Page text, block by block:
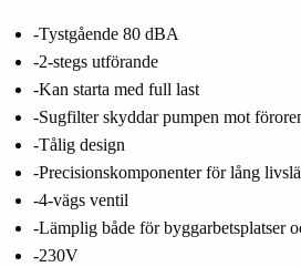
-Tystgående 80 dBA
-2-stegs utförande
-Kan starta med full last
-Sugfilter skyddar pumpen mot
-Tålig design
-Precisionskomponenter för lång
-4-vägs ventil
-Lämplig både för byggarbetsplatser
-230V